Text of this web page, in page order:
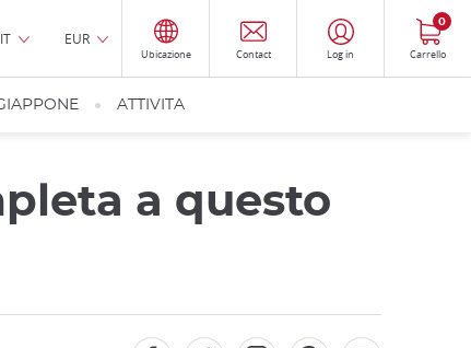
IT EUR
Ubicazione Contact Log in Carrello
0
ATTIVITA
a questo